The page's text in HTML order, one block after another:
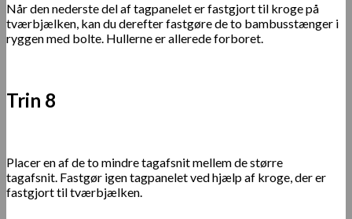
Når den nederste del af tagpanelet er fastgjort til kroge på
tværbjælken, kan du derefter fastgøre de to bambusstænger i
ryggen med bolte. Hullerne er allerede forboret.
Trin 8
Placer en af ​​de to mindre tagafsnit mellem de større
tagafsnit. Fastgør igen tagpanelet ved hjælp af kroge, der er
fastgjort til tværbjælken.